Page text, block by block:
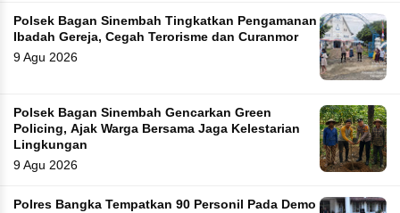
Polsek Bagan Sinembah Tingkatkan Pengamanan
Ibadah Gereja, Cegah Terorisme dan Curanmor
9 Agu 2026
Polsek Bagan Sinembah Gencarkan Green
Policing, Ajak Warga Bersama Jaga Kelestarian
Lingkungan
9 Agu 2026
Polres Bangka Tempatkan 90 Personil Pada Demo